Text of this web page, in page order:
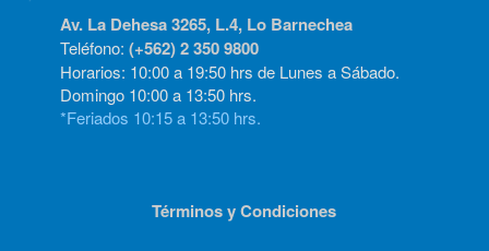
Av. La Dehesa 3265, L.4, Lo Barnechea
Teléfono: (+562) 2 350 9800
Horarios: 10:00 a 19:50 hrs de Lunes a Sábado.
Domingo 10:00 a 13:50 hrs.
*Feriados 10:15 a 13:50 hrs.
Términos y Condiciones